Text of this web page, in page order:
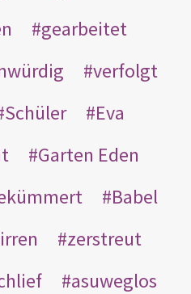
gearbeitet
verfolgt
Schüler
Eva
Garten Eden
Babel
zerstreut
asuweglos